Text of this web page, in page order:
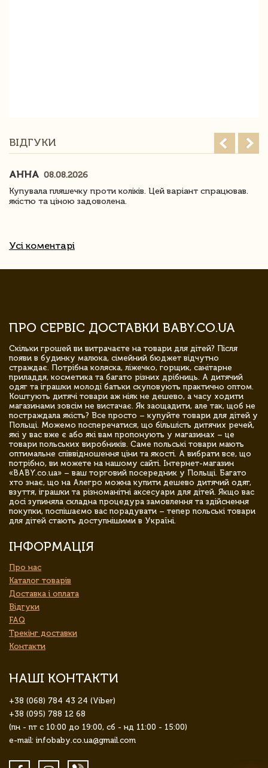
ВІДГУКИ
АННА 08.08.2026
Купувала пляшечку проти коліків. Цей варіант спрацював.
якістю та ціною задоволена.
Усі коментарі
ПРО СЕРВІС ДОСТАВКИ BABY.CO.UA
Скільки грошей ви витрачаєте на товари для дітей? Після
появи в будинку малюка, сімейний бюджет відчутно
страждає. Потрібна коляска, ліжечко, горщик, санітарне
приладдя, косметика та багато різних дрібниць. А дитячий
одяг та іграшки молоді батьки скуповують практично оптом.
Коштують дитячі товари аж ніяк не дешево, а часу ходити
магазинами зовсім не вистачає. Як заощадити, але так, щоб не
постраждала якість? Все просто – купуйте товари для дітей у
Польщі. Можемо посперечатися, що більшість дитячих речей,
які у вас вже є або які вам пропонують у магазинах – це
товари польських виробників. Саме польські товари мають
оптимальне співвідношення ціни та якості. А вибрати все, що
потрібно, ви можете на нашому сайті. Інтернет-магазин
«BABY.co.ua» – ваш торговий посередник у Польщі. Багато
хто знає, що на Алегро можна купити дешево дитячий одяг,
взуття, іграшки та різноманітні аксесуари для дітей. Якщо вас
досі зупиняла складна процедура замовлення та здійснення
покупки, поспішаємо вас порадувати – тепер польські товари
для дітей стають доступнішими в Україні.
ІНФОРМАЦІЯ
Про нас
Каталог товарів
Доставка і оплата
Відгуки
FAQ
Трекінг доставки
Контакти
НАШІ КОНТАКТИ
+38 (068) 784 43 24 (Viber)
+38 (095) 788 12 68
(пн - пт с 10:00 до 19:00, сб - нд 11:00 - 15:00)
e-mail: infobaby.co.ua@gmail.com